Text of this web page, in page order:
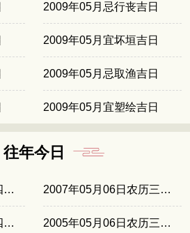
2009年05月忌行丧吉日
2009年05月宜坏垣吉日
2009年05月忌取渔吉日
2009年05月宜塑绘吉日
往年今日
2008年05月06日农历四月初二 2007年05月06日农历三月二十
2006年05月06日农历四月初九 2005年05月06日农历三月廿八